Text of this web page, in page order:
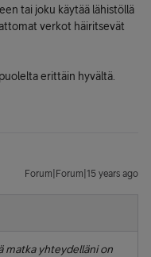
tai joku käytää lähistöllä
verkot häiritsevät
erittäin hyvältä.
Forum|Forum|15 years ago
matka yhteydelläni on